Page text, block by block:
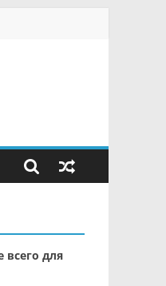
всего для